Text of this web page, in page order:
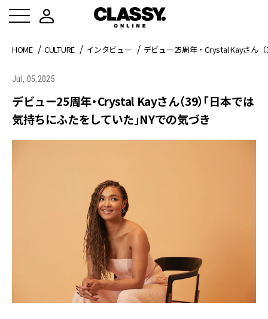
HOME CULTURE インタビュー デビュー25周年・Crystal Kayさん
Jul, 05,2025
デビュー25周年・Crystal Kayさん（39）「日本では
気持ちにふたをしていた」NYでの気づき